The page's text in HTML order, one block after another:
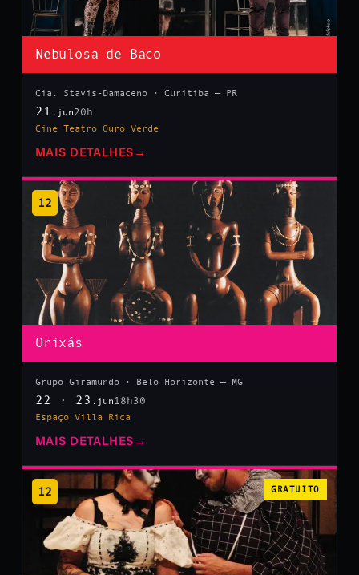
Nebulosa de Baco
Cia. Stavis-Damaceno · Curitiba — PR
21 .jun20h
Cine Teatro Ouro Verde
MAIS DETALHES →
12
Orixás
Grupo Giramundo · Belo Horizonte — MG
22 · 23 .jun 18h30
Espaço Villa Rica
MAIS DETALHES →
12 GRATUITO